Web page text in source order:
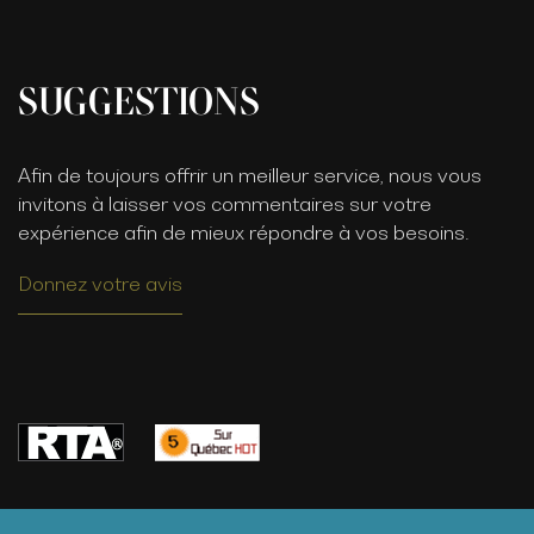
SUGGESTIONS
Afin de toujours offrir un meilleur service, nous vous
invitons à laisser vos commentaires sur votre
expérience afin de mieux répondre à vos besoins.
Donnez votre avis